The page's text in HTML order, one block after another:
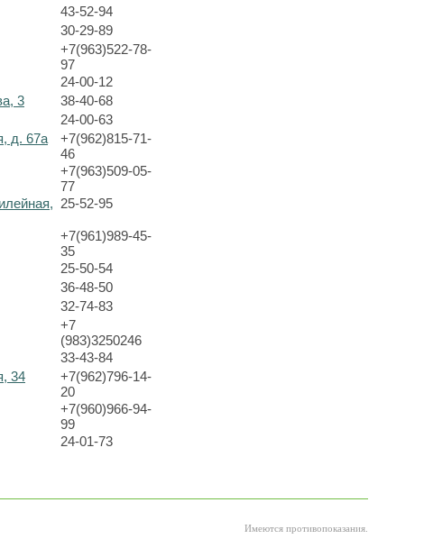
43-52-94
30-29-89
+7(963)522-78-
97
24-00-12
3
38-40-68
24-00-63
д. 67а
+7(962)815-71-
46
+7(963)509-05-
77
25-52-95
+7(961)989-45-
35
25-50-54
36-48-50
32-74-83
+7
(983)3250246
33-43-84
34
+7(962)796-14-
20
+7(960)966-94-
99
24-01-73
Имеются противопоказания.